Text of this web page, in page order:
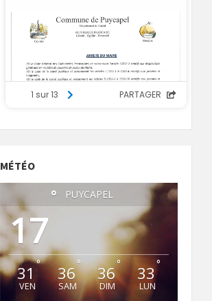
MÉTÉO
PUYCAPEL
17
°
31 °
VEN
36°
SAM
36°
DIM
33°
LUN